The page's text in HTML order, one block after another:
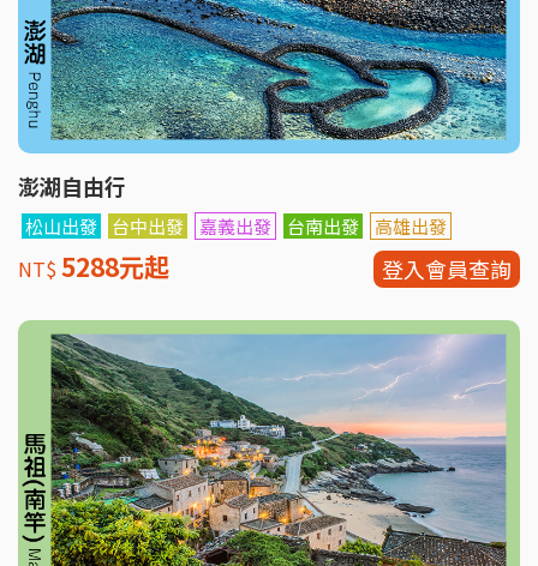
澎湖自由行
松山出發 台中出發 嘉義出發 台南出發 高雄出發
NT$5288元起 登入會員查詢